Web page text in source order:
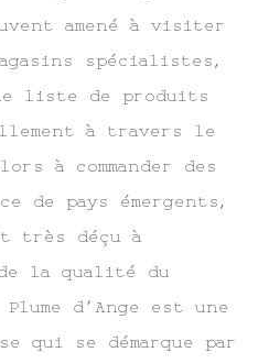
amené à visiter
spécialistes,
liste de produits
à travers le
à commander des
de pays émergents,
très déçu à
la qualité du
d’Ange est une
qui se démarque par